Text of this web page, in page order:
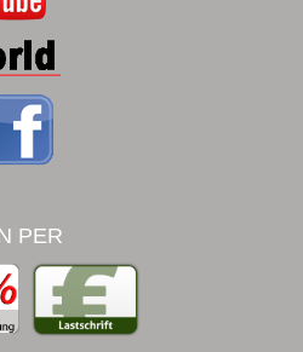
PER